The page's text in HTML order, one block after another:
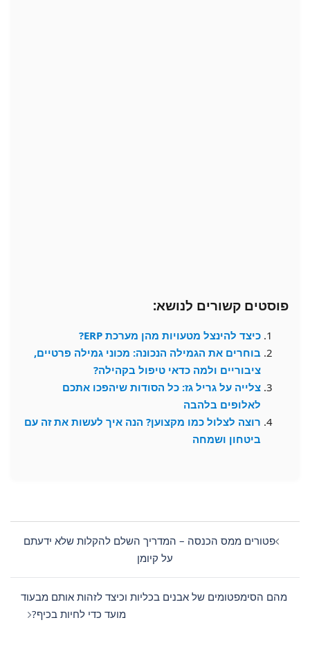
פוסטים קשורים לנושא:
כיצד להינצל מטעויות מהן מערכת ERP?
בוחרים את הגמילה הנכונה: מכוני גמילה פרטיים,
ציבוריים ולמה כדאי טיפול בקהילה?
צלייה על גריל גז: כל הסודות שיהפכו אתכם
לאלופים בלהבה
רוצה לצלול כמו מקצוען? הנה איך לעשות את זה עם
ביטחון ושמחה
navigation
פטורים ממס הכנסה – המדריך השלם להקלות שלא ידעתם
על קיומן
מהם הסימפטומים של אבנים בכליות וכיצד לזהות אותם מבעוד
מועד כדי לחיות בכיף?